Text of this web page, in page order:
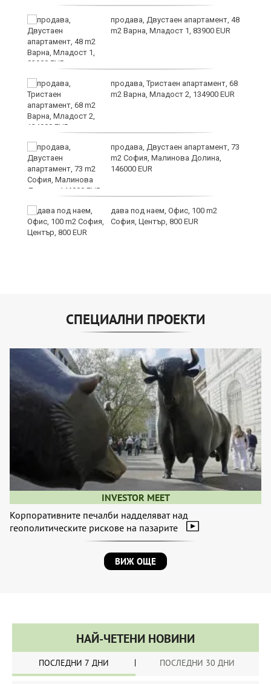
продава, Двустаен апартамент, 48
m2 Варна, Младост 1, 83900 EUR
продава, Тристаен апартамент, 68
m2 Варна, Младост 2, 134900 EUR
продава, Двустаен апартамент, 73
m2 София, Малинова Долина,
146000 EUR
дава под наем, Офис, 100 m2
София, Център, 800 EUR
СПЕЦИАЛНИ ПРОЕКТИ
INVESTOR MEET
Корпоративните печалби надделяват над
геополитическите рискове на пазарите
ВИЖ ОЩЕ
НАЙ-ЧЕТЕНИ НОВИНИ
ПОСЛЕДНИ 7 ДНИ ПОСЛЕДНИ 30 ДНИ